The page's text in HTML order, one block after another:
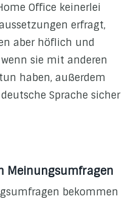
Office keinerlei
erfragt,
aber höflich und
sie mit anderen
haben, außerdem
Sprache sicher
Meinungsumfragen
bekommen